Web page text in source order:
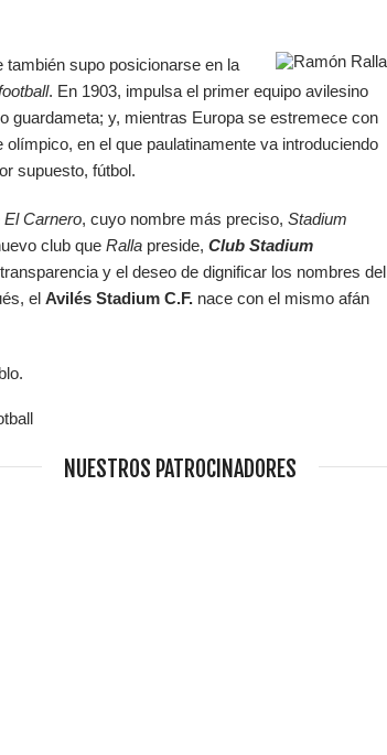
también supo posicionarse en la
. En 1903, impulsa el primer equipo avilesino
guardameta; y, mientras Europa se estremece con
en el que paulatinamente va introduciendo
supuesto, fútbol.
El Carnero, cuyo nombre más preciso, Stadium
club que Ralla preside, Club Stadium
y el deseo de dignificar los nombres del
el Avilés Stadium C.F. nace con el mismo afán
NUESTROS PATROCINADORES